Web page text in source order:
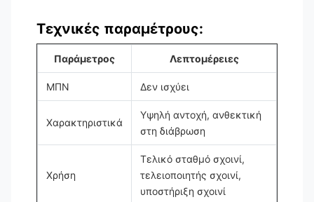
Τεχνικές παραμέτρους:
Παράμετρος Λεπτομέρειες
ΜΠΝ Δεν ισχύει
Χαρακτηριστικά
Υψηλή αντοχή, ανθεκτική
στη διάβρωση
Χρήση
Τελικό σταθμό σχοινί,
τελειοποιητής σχοινί,
υποστήριξη σχοινί